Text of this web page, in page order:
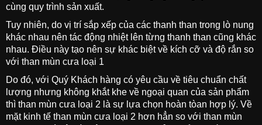
cùng quy trình sản xuất.
Tuy nhiên, do vị trí sắp xếp của các thanh than trong lò nung
khác nhau nên tác động nhiệt lên từng thanh than cũng khác
nhau. Điều này tạo nên sự khác biệt về kích cỡ và độ rắn so
với than mùn cưa loại 1
Do đó, với Quý Khách hàng có yêu cầu về tiêu chuẩn chất
lượng nhưng không khắt khe về ngoại quan của sản phẩm
thì than mùn cưa loại 2 là sự lựa chọn hoàn tòan hợp lý. Về
mặt kinh tế than mùn cưa loại 2 hơn hẳn so với than mùn